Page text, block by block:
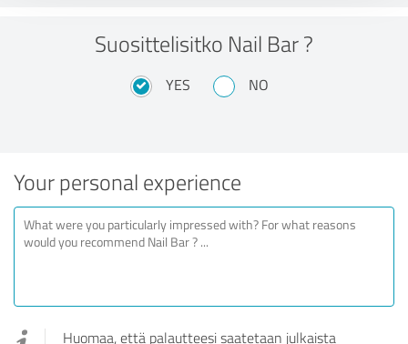
Suosittelisitko Nail Bar ?
YES NO
Your personal experience
Huomaa, että palautteesi saatetaan julkaista